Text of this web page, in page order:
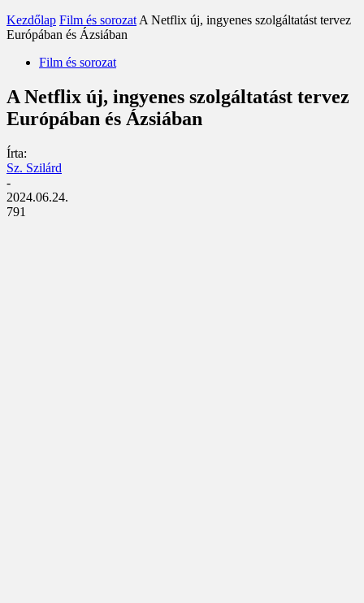
Kezdőlap Film és sorozat A Netflix új, ingyenes szolgáltatást tervez
Európában és Ázsiában
Film és sorozat
A Netflix új, ingyenes szolgáltatást tervez
Európában és Ázsiában
Írta:
Sz. Szilárd
-
2024.06.24.
791